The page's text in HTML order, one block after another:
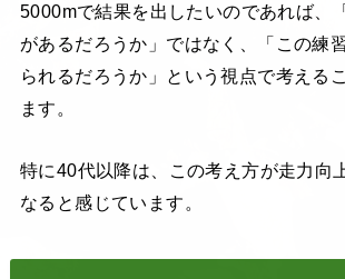
5000mで結果を出したいのであれば、
があるだろうか」ではなく、「この練
られるだろうか」という視点で考える
ます。
特に40代以降は、この考え方が走力向
なると感じています。